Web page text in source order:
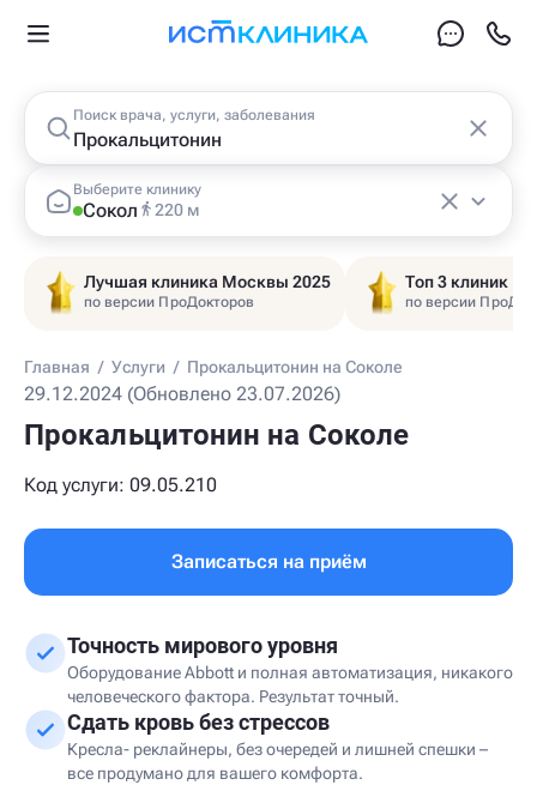
Поиск врача, услуги, заболевания
Выберите клинику
Сокол 220 м
Лучшая клиника Москвы 2025
по версии ПроДокторов
Топ 3 клиник
по версии
Главная / Услуги / Прокальцитонин на Соколе
29.12.2024 (Обновлено 23.07.2026)
Прокальцитонин на Соколе
Код услуги: 09.05.210
Записаться на приём
Точность мирового уровня
Оборудование Abbott и полная автоматизация, никакого
человеческого фактора. Результат точный.
Сдать кровь без стрессов
Кресла- реклайнеры, без очередей и лишней спешки –
все продумано для вашего комфорта.